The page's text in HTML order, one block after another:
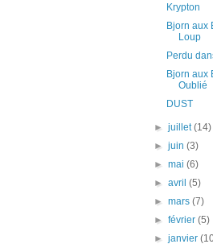
Krypton
Bjorn aux
Loup
Perdu
Bjorn aux
Oublié
DUST
►juillet(14)
►juin(3)
►mai(6)
►avril(5)
►mars(7)
►février(5)
►janvier